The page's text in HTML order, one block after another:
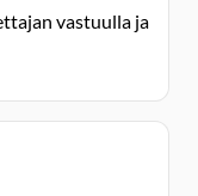
vastuulla ja